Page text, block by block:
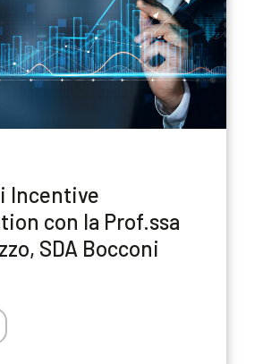
Incentive
con la Prof.ssa
SDA Bocconi